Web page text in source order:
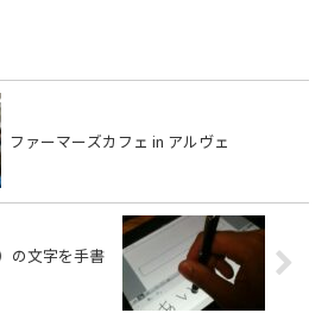
ファーマーズカフェ in アルヴェ
の文字を手書